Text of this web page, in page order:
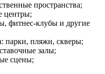
пространства;
центры;
фитнес-клубы и другие
парки, пляжи, скверы;
залы;
сцены;